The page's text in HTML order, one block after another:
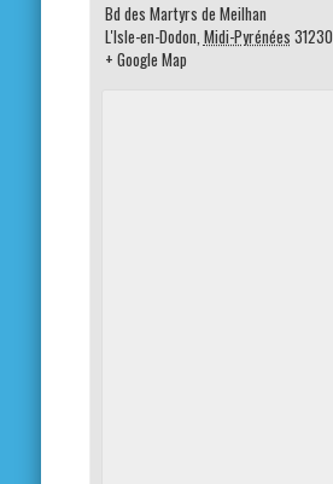
Bd des Martyrs de Meilhan
L'Isle-en-Dodon, Midi-Pyrénées 31230
+ Google Map